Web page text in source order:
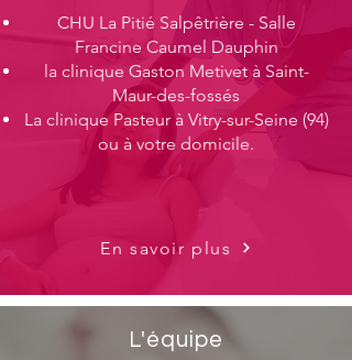
CHU La Pitié Salpêtrière - Salle
Francine Caumel Dauphin
la clinique Gaston Metivet à Saint-
Maur-des-fossés
La clinique Pasteur à Vitry-sur-Seine (94)
ou à votre domicile.
En savoir plus
L'équipe